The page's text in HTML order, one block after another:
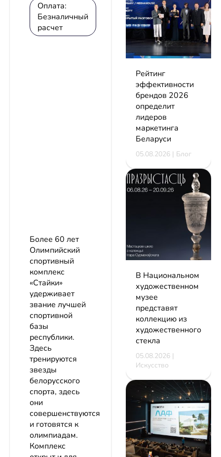
Оплата:
Безналичный
расчет
Более 60 лет
Олимпийский
спортивный
комплекс
«Стайки»
удерживает
звание лучшей
спортивной
базы
республики.
Здесь
тренируются
звезды
белорусского
спорта, здесь
они
совершенствуются
и готовятся к
олимпиадам.
Комплекс
Рейтинг
эффективности
брендов 2026
определит
лидеров
маркетинга
Беларуси
05.08.2026 | Блог
В Национальном
художественном
музее
представят
коллекцию из
художественного
стекла
05.08.2026 |
Искусство